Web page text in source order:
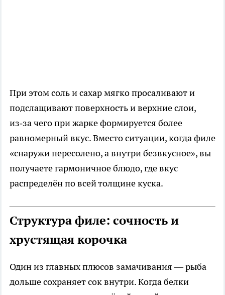
При этом соль и сахар мягко просаливают и
подслащивают поверхность и верхние слои,
из‑за чего при жарке формируется более
равномерный вкус. Вместо ситуации, когда филе
«снаружи пересолено, а внутри безвкусное», вы
получаете гармоничное блюдо, где вкус
распределён по всей толщине куска.
Структура филе: сочность и
хрустящая корочка
Один из главных плюсов замачивания — рыба
дольше сохраняет сок внутри. Когда белки